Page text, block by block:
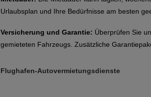
Urlaubsplan und Ihre Bedürfnisse am besten
Versicherung und Garantie: Überprüfen Sie
gemieteten Fahrzeugs. Zusätzliche
Flughafen-Autovermietungsdienste